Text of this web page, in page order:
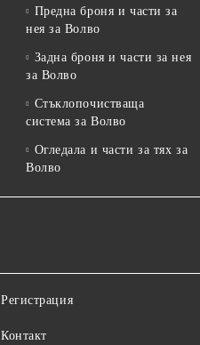
Предна броня и части за
нея за Волво
Задна броня и части за нея
за Волво
Стъклопочистваща
система за Волво
Огледала и части за тях за
Волво
Регистрация
Контакт